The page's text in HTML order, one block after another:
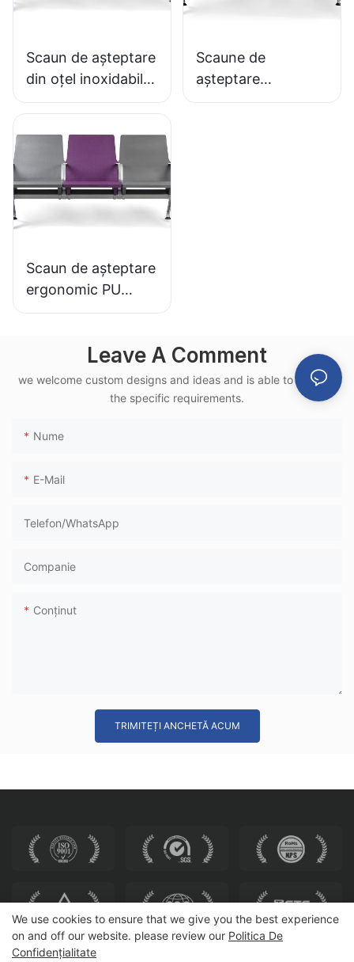
Scaun de așteptare
din oțel inoxidabil,
ieftin, LC153-H1,
diverse spații
publice
Scaune de
așteptare
antibacteriene din
Scaun de așteptare
ergonomic PU
LC151-H1, cadru din
aeroport, utilizat în
terminale feroviare
de mare viteză
Leave A Comment
we welcome custom designs and ideas and is able to cater to
the specific requirements.
Nume
E-Mail
Telefon/WhatsApp
Companie
Conţinut
TRIMITEȚI ANCHETĂ ACUM
We use cookies to ensure that we give you the best experience
on and off our website. please review our Politica De
Confidențialitate